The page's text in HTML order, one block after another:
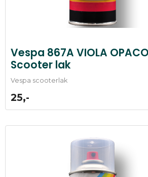
Vespa 867A VIOLA
Scooter lak
Vespa scooterlak
25,-